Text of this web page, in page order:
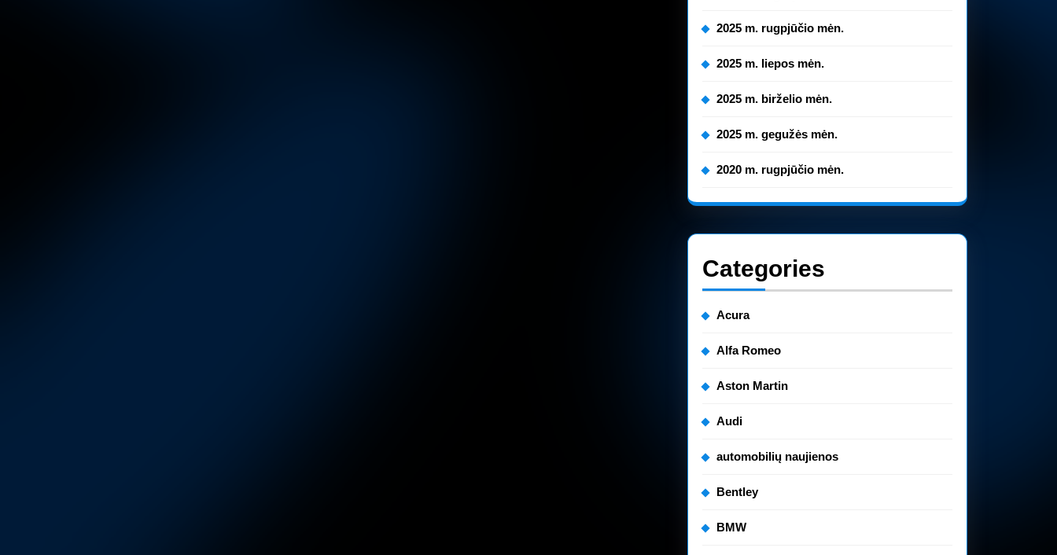
2025 m. rugpjūčio mėn.
2025 m. liepos mėn.
2025 m. birželio mėn.
2025 m. gegužės mėn.
2020 m. rugpjūčio mėn.
Categories
Acura
Alfa Romeo
Aston Martin
Audi
automobilių naujienos
Bentley
BMW